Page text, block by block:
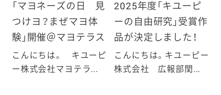
「マヨネーズの日 見
つけヨ？まぜマヨ体
験」開催＠マヨテラス
こんにちは。 キユーピ
ー株式会社マヨテラ...
2025年度「キユーピ
ーの自由研究」受賞作
品が決定しました！
こんにちは。キユーピー
株式会社 広報部閏...